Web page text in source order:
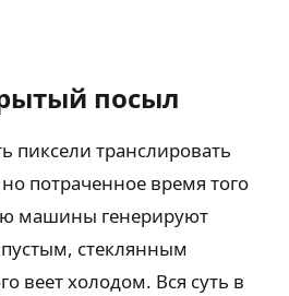
посыл
пиксели транслировать
потраченное время того
машины генерируют
стеклянным
веет холодом. Вся суть в